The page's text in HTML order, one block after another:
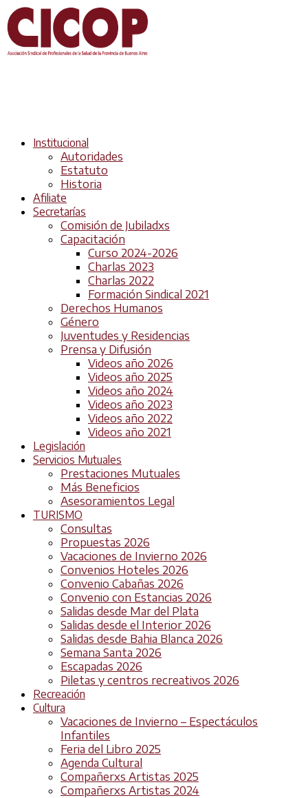
Institucional
Autoridades
Estatuto
Historia
Afiliate
Secretarías
Comisión de Jubiladxs
Capacitación
Curso 2024-2026
Charlas 2023
Charlas 2022
Formación Sindical 2021
Derechos Humanos
Género
Juventudes y Residencias
Prensa y Difusión
Videos año 2026
Videos año 2025
Videos año 2024
Videos año 2023
Videos año 2022
Videos año 2021
Legislación
Servicios Mutuales
Prestaciones Mutuales
Más Beneficios
Asesoramientos Legal
TURISMO
Consultas
Propuestas 2026
Vacaciones de Invierno 2026
Convenios Hoteles 2026
Convenio Cabañas 2026
Convenio con Estancias 2026
Salidas desde Mar del Plata
Salidas desde el Interior 2026
Salidas desde Bahia Blanca 2026
Semana Santa 2026
Escapadas 2026
Piletas y centros recreativos 2026
Recreación
Cultura
Vacaciones de Invierno – Espectáculos
Infantiles
Feria del Libro 2025
Agenda Cultural
Compañerxs Artistas 2025
Compañerxs Artistas 2024